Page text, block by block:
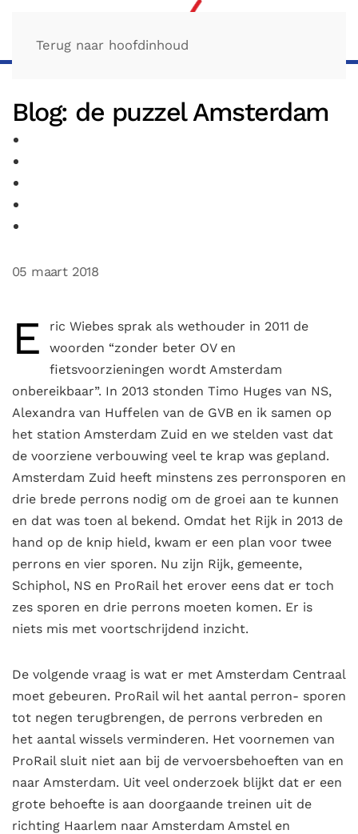
Terug naar hoofdinhoud
Blog: de puzzel Amsterdam
05 maart 2018
E
ric Wiebes sprak als wethouder in 2011 de
woorden “zonder beter OV en
fietsvoorzieningen wordt Amsterdam
onbereikbaar”. In 2013 stonden Timo Huges van NS,
Alexandra van Huffelen van de GVB en ik samen op
het station Amsterdam Zuid en we stelden vast dat
de voorziene verbouwing veel te krap was gepland.
Amsterdam Zuid heeft minstens zes perronsporen en
drie brede perrons nodig om de groei aan te kunnen
en dat was toen al bekend. Omdat het Rijk in 2013 de
hand op de knip hield, kwam er een plan voor twee
perrons en vier sporen. Nu zijn Rijk, gemeente,
Schiphol, NS en ProRail het erover eens dat er toch
zes sporen en drie perrons moeten komen. Er is
niets mis met voortschrijdend inzicht.
De volgende vraag is wat er met Amsterdam Centraal
moet gebeuren. ProRail wil het aantal perron- sporen
tot negen terugbrengen, de perrons verbreden en
het aantal wissels verminderen. Het voornemen van
ProRail sluit niet aan bij de vervoersbehoeften van en
naar Amsterdam. Uit veel onderzoek blijkt dat er een
grote behoefte is aan doorgaande treinen uit de
richting Haarlem naar Amsterdam Amstel en